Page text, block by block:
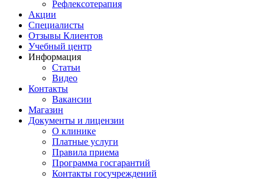
Рефлексотерапия
Акции
Специалисты
Отзывы Клиентов
Учебный центр
Информация
Статьи
Видео
Контакты
Вакансии
Магазин
Документы и лицензии
О клинике
Платные услуги
Правила приема
Программа госгарантий
Контакты госучреждений